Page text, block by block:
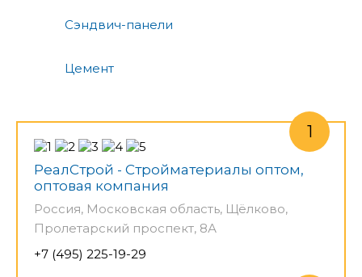
Сэндвич-панели
Цемент
РеалСтрой - Стройматериалы оптом,
оптовая компания
Россия, Московская область, Щёлково,
Пролетарский проспект, 8А
+7 (495) 225-19-29